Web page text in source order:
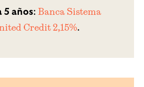
5 años: Banca Sistema
Credit 2,15%.